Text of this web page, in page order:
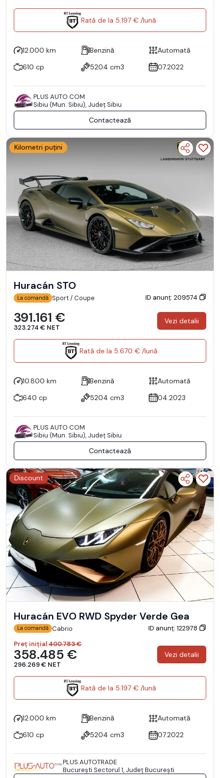
Rată de la 5.197 € /lună
12.000 km Benzină
Automată
610 cp
5204 cm3 07.2022
PLUS AUTO COM
Sibiu (Mun. Sibiu), Județ Sibiu
Contactează
Kilometri puțini
Huracán STO
La comandă Sport / Coupe ID anunț: 209574
391.161 €
323.274 € NET
Vezi detalii
Rată de la 5.670 € /lună
10.800 km Benzină
Automată
640 cp
5204 cm3 04.2023
PLUS AUTO COM
Sibiu (Mun. Sibiu), Județ Sibiu
Contactează
Discount
Huracán EVO RWD Spyder Verde Gea
La comandă Cabrio
ID anunț: 122978
Preț inițial400.783 €
358.485 €
296.269 € NET
Vezi detalii
Rată de la 5.197 € /lună
12.000 km Benzină
Automată
610 cp
5204 cm3 07.2022
PLUS AUTOTRADE
Bucureşti Sectorul 1, Județ București